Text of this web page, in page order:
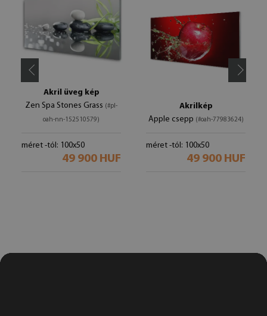
Akril üveg kép
Zen Spa Stones Grass (#pl-
oah-nn-152510579)
méret -tól: 100x50
49 900 HUF
Akrilkép
Apple csepp (#oah-77983624)
méret -tól: 100x50
49 900 HUF